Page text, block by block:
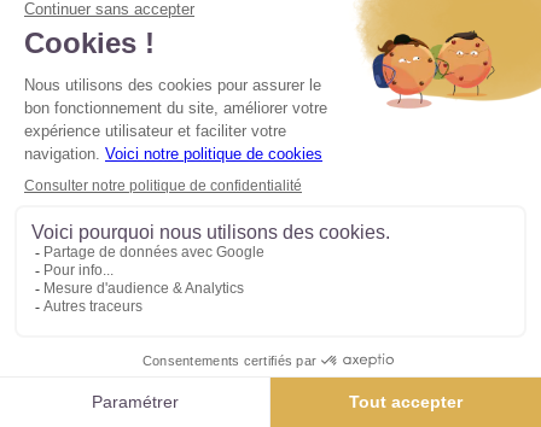
Retrouvez chaque semaine nos actualités des
marques du groupe Altaï, coups de cœur,
reportages et inspirations pour vos prochains
voyages.
NEWSLETTER